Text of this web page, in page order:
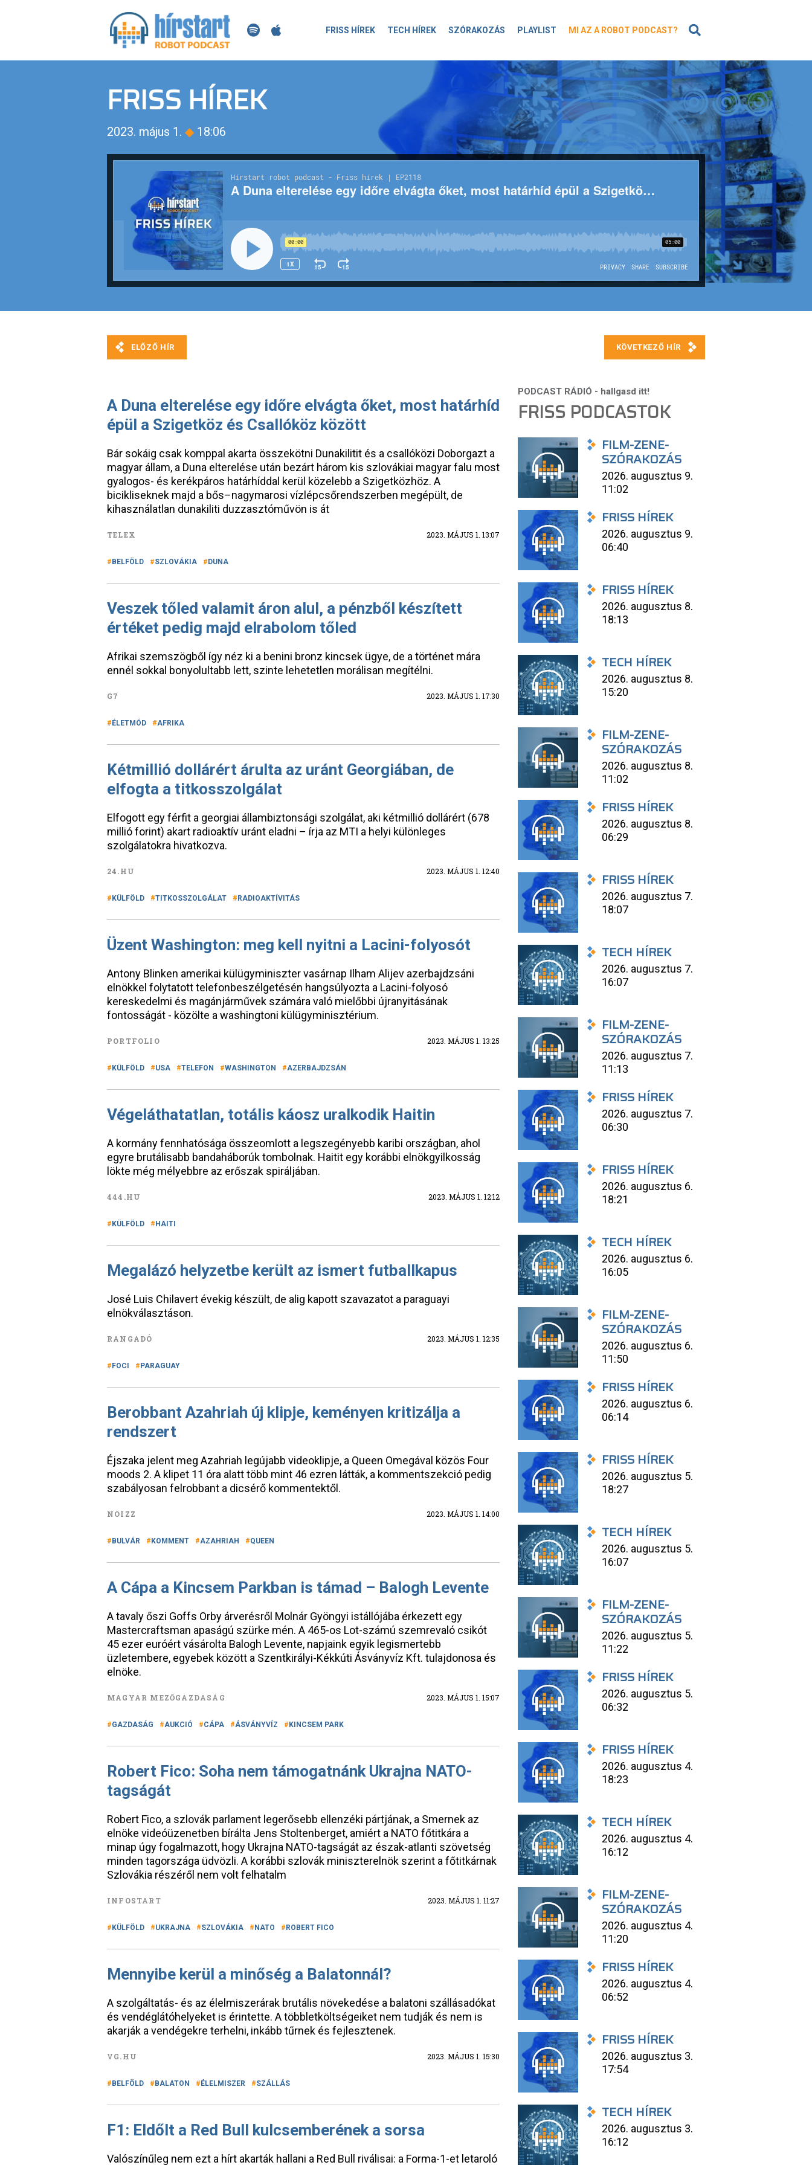
FRISS HÍREK TECH HÍREK SZÓRAKOZÁS PLAYLIST MI AZ A ROBOT PODCAST?
FRISS HÍREK
2023. május 1. ◆ 18:06
A Duna elterelése egy időre elvágta őket, most határhíd
épül a Szigetköz és Csallóköz között
Bár sokáig csak komppal akarta összekötni Dunakilitit és a csallóközi Doborgazt a
magyar állam, a Duna elterelése után bezárt három kis szlovákiai magyar falu most
gyalogos- és kerékpáros határhíddal kerül közelebb a Szigetközhöz. A
bicikliseknek majd a bős–nagymarosi vízlépcsőrendszerben megépült, de
kihasználatlan dunakiliti duzzasztóművön is át
TELEX 2023. MÁJUS 1. 13:07
BELFÖLD SZLOVÁKIA DUNA
Veszek tőled valamit áron alul, a pénzből készített
értéket pedig majd elrabolom tőled
Afrikai szemszögből így néz ki a benini bronz kincsek ügye, de a történet mára
ennél sokkal bonyolultabb lett, szinte lehetetlen morálisan megítélni.
G7 2023. MÁJUS 1. 17:30
ÉLETMÓD AFRIKA
Kétmillió dollárért árulta az uránt Georgiában, de
elfogta a titkosszolgálat
Elfogott egy férfit a georgiai állambiztonsági szolgálat, aki kétmillió dollárért (678
millió forint) akart radioaktív uránt eladni – írja az MTI a helyi különleges
szolgálatokra hivatkozva.
24.HU 2023. MÁJUS 1. 12:40
KÜLFÖLD TITKOSSZOLGÁLAT RADIOAKTÍVITÁS
Üzent Washington: meg kell nyitni a Lacini-folyosót
Antony Blinken amerikai külügyminiszter vasárnap Ilham Alijev azerbajdzsáni
elnökkel folytatott telefonbeszélgetésén hangsúlyozta a Lacini-folyosó
kereskedelmi és magánjárművek számára való mielőbbi újranyitásának
fontosságát - közölte a washingtoni külügyminisztérium.
PORTFOLIO 2023. MÁJUS 1. 13:25
KÜLFÖLD USA TELEFON WASHINGTON AZERBAJDZSÁN
Végeláthatatlan, totális káosz uralkodik Haitin
A kormány fennhatósága összeomlott a legszegényebb karibi országban, ahol
egyre brutálisabb bandaháborúk tombolnak. Haitit egy korábbi elnökgyilkosság
lökte még mélyebbre az erőszak spiráljában.
444.HU 2023. MÁJUS 1. 12:12
KÜLFÖLD HAITI
Megalázó helyzetbe került az ismert futballkapus
José Luis Chilavert évekig készült, de alig kapott szavazatot a paraguayi
elnökválasztáson.
RANGADÓ 2023. MÁJUS 1. 12:35
FOCI PARAGUAY
Berobbant Azahriah új klipje, keményen kritizálja a
rendszert
Éjszaka jelent meg Azahriah legújabb videoklipje, a Queen Omegával közös Four
moods 2. A klipet 11 óra alatt több mint 46 ezren látták, a kommentszekció pedig
szabályosan felrobbant a dicsérő kommentektől.
NOIZZ 2023. MÁJUS 1. 14:00
BULVÁR KOMMENT AZAHRIAH QUEEN
A Cápa a Kincsem Parkban is támad – Balogh Levente
A tavaly őszi Goffs Orby árverésről Molnár Gyöngyi istállójába érkezett egy
Mastercraftsman apaságú szürke mén. A 465-os Lot-számú szemrevaló csikót
45 ezer euróért vásárolta Balogh Levente, napjaink egyik legismertebb
üzletembere, egyebek között a Szentkirályi-Kékkúti Ásványvíz Kft. tulajdonosa és
elnöke.
MAGYAR MEZŐGAZDASÁG 2023. MÁJUS 1. 15:07
GAZDASÁG AUKCIÓ CÁPA ÁSVÁNYVÍZ KINCSEM PARK
Robert Fico: Soha nem támogatnánk Ukrajna NATO-
tagságát
Robert Fico, a szlovák parlament legerősebb ellenzéki pártjának, a Smernek az
elnöke videóüzenetben bírálta Jens Stoltenberget, amiért a NATO főtitkára a
minap úgy fogalmazott, hogy Ukrajna NATO-tagságát az észak-atlanti szövetség
minden tagországa üdvözli. A korábbi szlovák miniszterelnök szerint a főtitkárnak
Szlovákia részéről nem volt felhatalm
INFOSTART 2023. MÁJUS 1. 11:27
KÜLFÖLD UKRAJNA SZLOVÁKIA NATO ROBERT FICO
Mennyibe kerül a minőség a Balatonnál?
A szolgáltatás- és az élelmiszerárak brutális növekedése a balatoni szállásadókat
és vendéglátóhelyeket is érintette. A többletköltségeiket nem tudják és nem is
akarják a vendégekre terhelni, inkább tűrnek és fejlesztenek.
VG.HU 2023. MÁJUS 1. 15:30
BELFÖLD BALATON ÉLELMISZER SZÁLLÁS
F1: Eldőlt a Red Bull kulcsemberének a sorsa
Valószínűleg nem ezt a hírt akarták hallani a Red Bull riválisai: a Forma-1-et letaroló
FRISS PODCASTOK
FILM-ZENE-
SZÓRAKOZÁS
2026. augusztus 9.
11:02
FRISS HÍREK
2026. augusztus 9.
06:40
FRISS HÍREK
2026. augusztus 8.
18:13
TECH HÍREK
2026. augusztus 8.
15:20
FILM-ZENE-
SZÓRAKOZÁS
2026. augusztus 8.
11:02
FRISS HÍREK
2026. augusztus 8.
06:29
FRISS HÍREK
2026. augusztus 7.
18:07
TECH HÍREK
2026. augusztus 7.
16:07
FILM-ZENE-
SZÓRAKOZÁS
2026. augusztus 7.
11:13
FRISS HÍREK
2026. augusztus 7.
06:30
FRISS HÍREK
2026. augusztus 6.
18:21
TECH HÍREK
2026. augusztus 6.
16:05
FILM-ZENE-
SZÓRAKOZÁS
2026. augusztus 6.
11:50
FRISS HÍREK
2026. augusztus 6.
06:14
FRISS HÍREK
2026. augusztus 5.
18:27
TECH HÍREK
2026. augusztus 5.
16:07
FILM-ZENE-
SZÓRAKOZÁS
2026. augusztus 5.
11:22
FRISS HÍREK
2026. augusztus 5.
06:32
FRISS HÍREK
2026. augusztus 4.
18:23
TECH HÍREK
2026. augusztus 4.
16:12
FILM-ZENE-
SZÓRAKOZÁS
2026. augusztus 4.
11:20
FRISS HÍREK
2026. augusztus 4.
06:52
FRISS HÍREK
2026. augusztus 3.
17:54
TECH HÍREK
2026. augusztus 3.
16:12